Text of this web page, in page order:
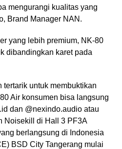
mengurangi kualitas yang
Brand Manager NAN.
yang lebih premium, NK-80
dibandingkan karet pada
untuk membuktikan
Air konsumen bisa langsung
dan @nexindo.audio atau
Noisekill di Hall 3 PF3A
berlangsung di Indonesia
BSD City Tangerang mulai